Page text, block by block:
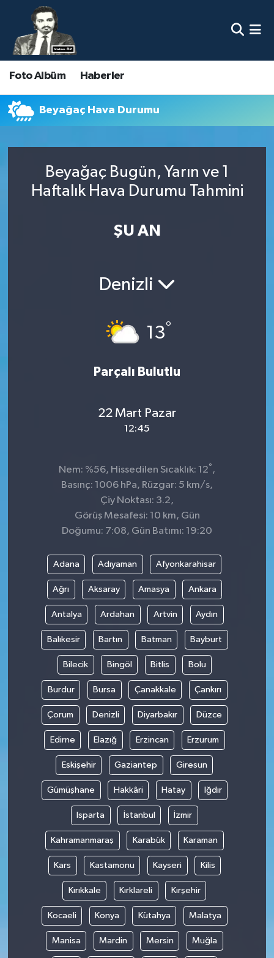
Foto Albüm Haberler
Beyağaç Hava Durumu
Beyağaç Bugün, Yarın ve 1
Haftalık Hava Durumu Tahmini
ŞU AN
Denizli
13°
Parçalı Bulutlu
22 Mart Pazar
12:45
Nem: %56, Hissedilen Sıcaklık: 12° ,
Basınç: 1006 hPa, Rüzgar: 5 km/s,
Çiy Noktası: 3.2,
Görüş Mesafesi: 10 km, Gün
Doğumu: 7:08, Gün Batımı: 19:20
Adana Adıyaman Afyonkarahisar
Ağrı Aksaray Amasya Ankara
Antalya Ardahan Artvin Aydın
Balıkesir Bartın Batman Bayburt
Bilecik Bingöl Bitlis Bolu
Burdur Bursa Çanakkale Çankırı
Çorum Denizli Diyarbakır Düzce
Edirne Elazığ Erzincan Erzurum
Eskişehir Gaziantep Giresun
Gümüşhane Hakkâri Hatay Iğdır
Isparta İstanbul İzmir
Kahramanmaraş Karabük Karaman
Kars Kastamonu Kayseri Kilis
Kırıkkale Kırklareli Kırşehir
Kocaeli Konya Kütahya Malatya
Manisa Mardin Mersin Muğla
Nöbetçi Eczaneler
Hava Durumu
Namaz Vakitleri
Süper Lig Puan Durumu ve Fikstür
Son Dakika Haberleri